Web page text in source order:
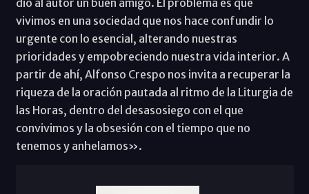
vivimos en una sociedad que nos hace confundir lo
urgente con lo esencial, alterando nuestras
prioridades y empobreciendo nuestra vida interior. A
partir de ahí, Alfonso Crespo nos invita a recuperar la
riqueza de la oración pautada al ritmo de la Liturgia de
las Horas, dentro del desasosiego con el que
convivimos y la obsesión con el tiempo que no
tenemos y anhelamos».